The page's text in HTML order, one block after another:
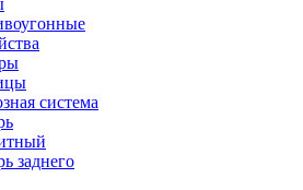
система
заднего